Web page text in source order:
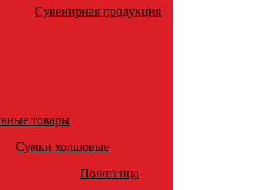
Сувенирная продукция
товары
Сумки холщовые
Полотенца